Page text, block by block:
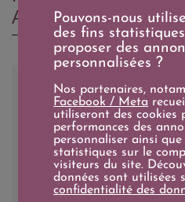
ACHETÉ...Pouvons-nous
des fins
proposer des
personnalisées ?
Nos partenaires,
Facebook / Meta
utiliseront des cookies
performances des
personnaliser ainsi
statistiques sur le
visiteurs du site.
données sont utilisées
confidentialité des